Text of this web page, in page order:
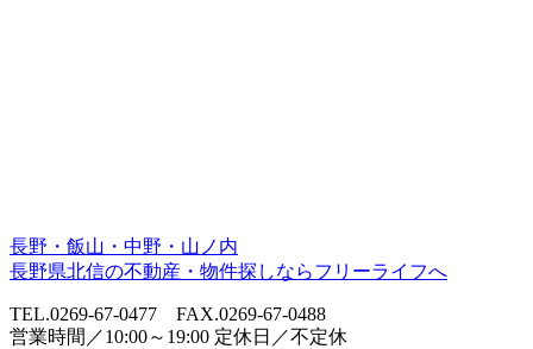
長野・飯山・中野・山ノ内
長野県北信の不動産・物件探しならフリーライフへ
TEL.0269-67-0477 FAX.0269-67-0488
営業時間／10:00～19:00 定休日／不定休